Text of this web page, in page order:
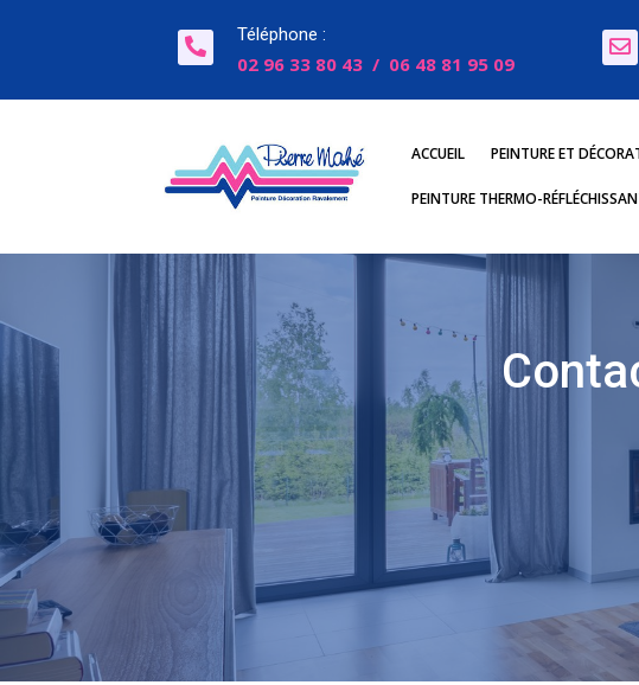

Téléphone :
02 96 33 80 43/ 06 48 81 95 09

ACCUEIL PEINTURE ET
PEINTURE THERMO-